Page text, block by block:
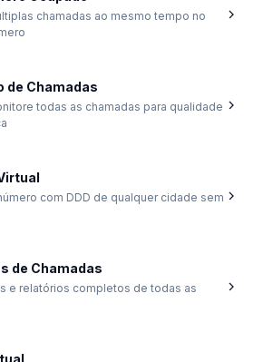
chamadas ao mesmo tempo no
de Chamadas
todas as chamadas para qualidade
com DDD de qualquer cidade sem
de Chamadas
e relatórios completos de todas as